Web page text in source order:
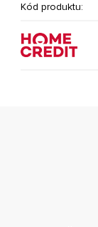
Kód produktu: